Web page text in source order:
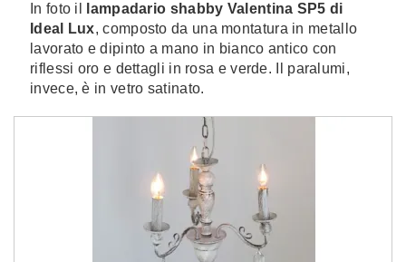
In foto il
lampadario shabby Valentina SP5 di
Ideal Lux, composto da una montatura in metallo
lavorato e dipinto a mano in bianco antico con
riflessi oro e dettagli in rosa e verde. Il paralumi,
invece, è in vetro satinato.